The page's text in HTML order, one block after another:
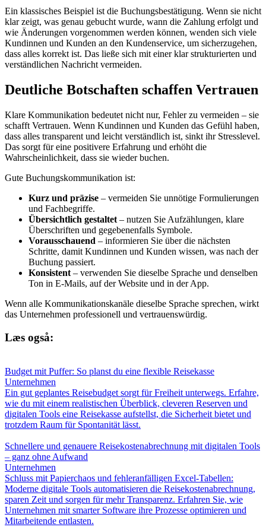
Ein klassisches Beispiel ist die Buchungsbestätigung. Wenn sie nicht
klar zeigt, was genau gebucht wurde, wann die Zahlung erfolgt und
wie Änderungen vorgenommen werden können, wenden sich viele
Kundinnen und Kunden an den Kundenservice, um sicherzugehen,
dass alles korrekt ist. Das ließe sich mit einer klar strukturierten und
verständlichen Nachricht vermeiden.
Deutliche Botschaften schaffen Vertrauen
Klare Kommunikation bedeutet nicht nur, Fehler zu vermeiden – sie
schafft Vertrauen. Wenn Kundinnen und Kunden das Gefühl haben,
dass alles transparent und leicht verständlich ist, sinkt ihr Stresslevel.
Das sorgt für eine positivere Erfahrung und erhöht die
Wahrscheinlichkeit, dass sie wieder buchen.
Gute Buchungskommunikation ist:
Kurz und präzise – vermeiden Sie unnötige Formulierungen
und Fachbegriffe.
Übersichtlich gestaltet – nutzen Sie Aufzählungen, klare
Überschriften und gegebenenfalls Symbole.
Vorausschauend – informieren Sie über die nächsten
Schritte, damit Kundinnen und Kunden wissen, was nach der
Buchung passiert.
Konsistent – verwenden Sie dieselbe Sprache und denselben
Ton in E-Mails, auf der Website und in der App.
Wenn alle Kommunikationskanäle dieselbe Sprache sprechen, wirkt
das Unternehmen professionell und vertrauenswürdig.
Læs også:
Budget mit Puffer: So planst du eine flexible Reisekasse
Unternehmen
Ein gut geplantes Reisebudget sorgt für Freiheit unterwegs. Erfahre,
wie du mit einem realistischen Überblick, cleveren Reserven und
digitalen Tools eine Reisekasse aufstellst, die Sicherheit bietet und
trotzdem Raum für Spontanität lässt.
Schnellere und genauere Reisekostenabrechnung mit digitalen Tools
– ganz ohne Aufwand
Unternehmen
Schluss mit Papierchaos und fehleranfälligen Excel-Tabellen:
Moderne digitale Tools automatisieren die Reisekostenabrechnung,
sparen Zeit und sorgen für mehr Transparenz. Erfahren Sie, wie
Unternehmen mit smarter Software ihre Prozesse optimieren und
Mitarbeitende entlasten.